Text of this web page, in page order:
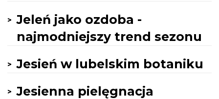
Jeleń jako ozdoba -
najmodniejszy trend sezonu
Jesień w lubelskim botaniku
Jesienna pielęgnacja